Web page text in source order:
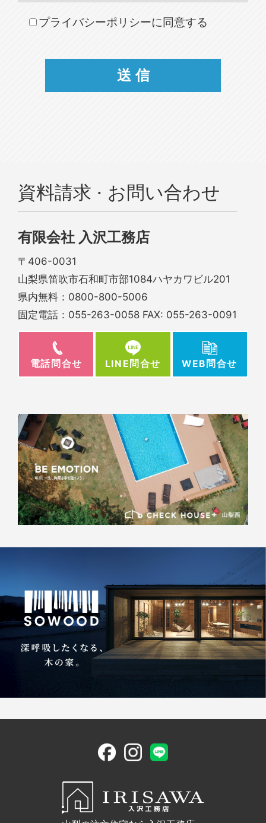
プライバシーポリシーに同意する
資料請求 · お問い合わせ
有限会社 入沢工務店
〒406-0031
山梨県笛吹市石和町市部1084ハヤカワビル201
県内無料： 0800-800-5006
固定電話： 055-263-0058 FAX: 055-263-0091
電話問合せ LINE問合せ WEB問合せ